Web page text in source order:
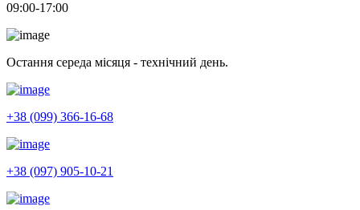
09:00-17:00
Остання середа місяця - технічний день.
+38 (099) 366-16-68
+38 (097) 905-10-21